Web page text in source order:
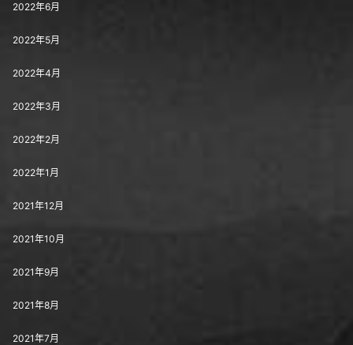
2022年6月
2022年5月
2022年4月
2022年3月
2022年2月
2022年1月
2021年12月
2021年10月
2021年9月
2021年8月
2021年7月